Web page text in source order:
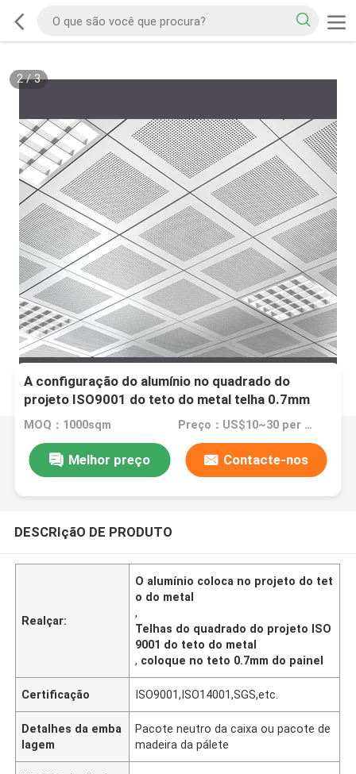
2/3
A configuração do alumínio no quadrado do
projeto ISO9001 do teto do metal telha 0.7mm
MOQ：1000sqm Preço：US$10~30 per sqm
Melhor preço Contacte-nos
DESCRIçãO DE PRODUTO
Realçar:
O alumínio coloca no projeto do tet
o do metal
,
Telhas do quadrado do projeto ISO
9001 do teto do metal
, coloque no teto 0.7mm do painel
Certificação ISO9001,ISO14001,SGS,etc.
Detalhes da emba
lagem
Pacote neutro da caixa ou pacote de
madeira da pálete